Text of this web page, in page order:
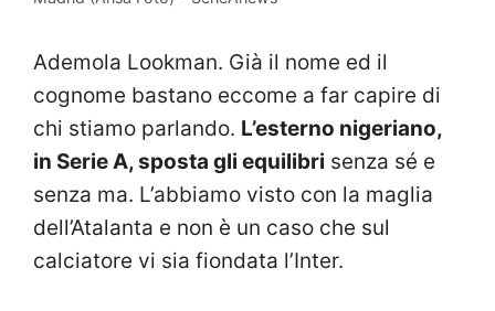
Ademola Lookman. Già il nome ed il
cognome bastano eccome a far capire di
chi stiamo parlando. L’esterno nigeriano,
in Serie A, sposta gli equilibri senza sé e
senza ma. L’abbiamo visto con la maglia
dell’Atalanta e non è un caso che sul
calciatore vi sia fiondata l’Inter.